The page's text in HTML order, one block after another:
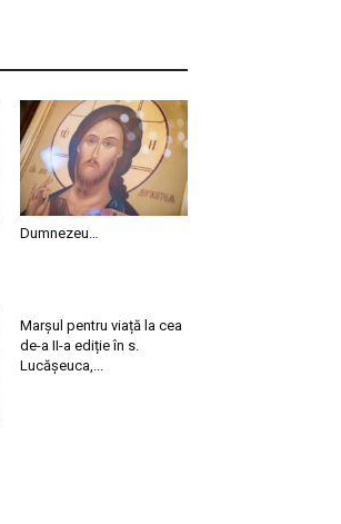
Dumnezeu…
Marșul pentru viață la cea
de-a II-a ediție în s.
Lucășeuca,...